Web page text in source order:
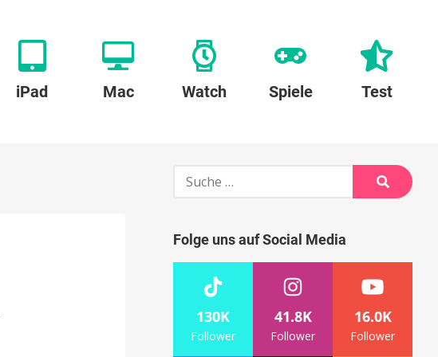
iPad Mac Watch Spiele Test
Suche
Suche
Folge uns auf Social Media
130K
Follower
41.8K
Follower
16.0K
Follower